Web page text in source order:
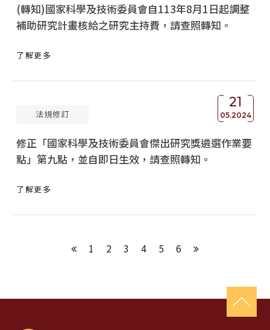
(轉知)國家科學及技術委員會自113年8月1日起調整
補助研究計畫核給之研究主持費，請查照轉知。
了解更多
21
05.2024
法規修訂
修正「國家科學及技術委員會傑出研究獎遴選作業要
點」第九點，並自即日生效，請查照轉知。
了解更多
上一頁
1 2 3 4 5 6 下一頁